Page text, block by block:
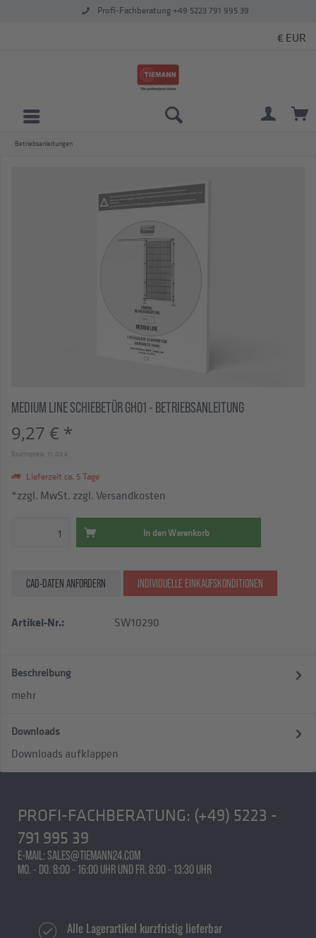
Profi-Fachberatung +49 5223 791 995 39
Betriebsanleitungen
MEDIUM LINE SCHIEBETÜR GH01 - BETRIEBSANLEITUNG
9,27 € *
Bruttopreis: 11,03 €
Lieferzeit ca. 5 Tage
*zzgl. MwSt. zzgl. Versandkosten
In denWarenkorb
CAD-DATEN ANFORDERN INDIVIDUELLE EINKAUFSKONDITIONEN
Artikel-Nr.: SW10290
Beschreibung
mehr
Downloads
Downloads aufklappen
PROFI-FACHBERATUNG: (+49) 5223 -
791 995 39
E-MAIL: SALES@TIEMANN24.COM
MO. - DO. 8:00 - 16:00 UHR UND FR. 8:00 - 13:30 UHR
Alle Lagerartikel kurzfristig lieferbar